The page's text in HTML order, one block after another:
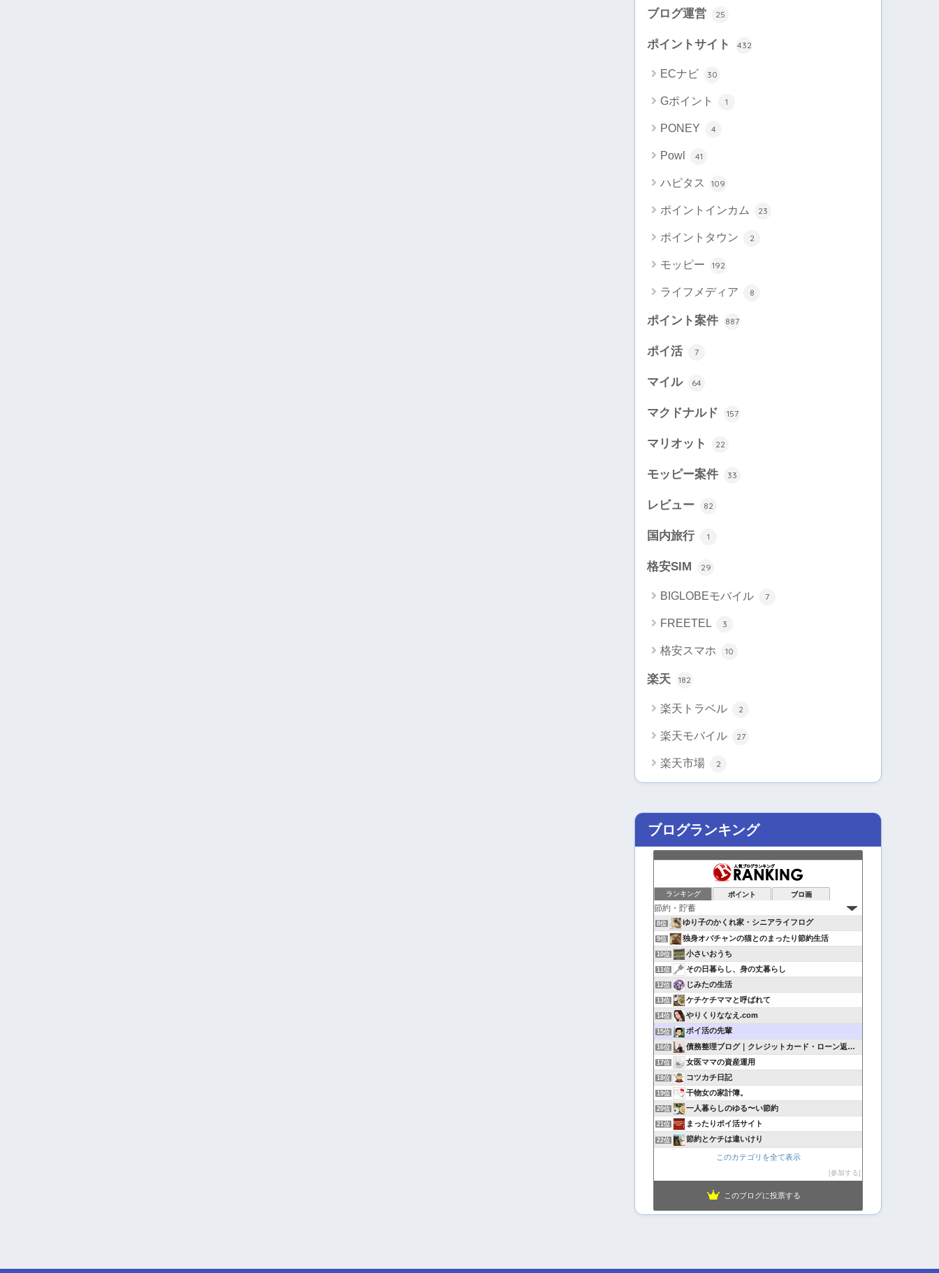
ブログ運営 25
ポイントサイト 432
ECナビ 30
Gポイント 1
PONEY 4
Powl 41
ハピタス 109
ポイントインカム 23
ポイントタウン 2
モッピー 192
ライフメディア 8
ポイント案件 887
ポイ活 7
マイル 64
マクドナルド 157
マリオット 22
モッピー案件 33
レビュー 82
国内旅行 1
格安SIM 29
BIGLOBEモバイル 7
FREETEL 3
格安スマホ 10
楽天 182
楽天トラベル 2
楽天モバイル 27
楽天市場 2
ブログランキング
ランキング ポイント ブロ画
8位 ゆり子のかくれ家・シニアライフログ
9位 独身オバチャンの猫とのまったり節約生活
10位 小さいおうち
11位 その日暮らし、身の丈暮らし
12位 じみたの生活
13位 ケチケチママと呼ばれて
14位 やりくりななえ.com
15位 ポイ活の先輩
16位 債務整理ブログ｜クレジットカード・ローン返済で悩んでいる方へ
17位 女医ママの資産運用
18位 コツカチ日記
19位 干物女の家計簿。
20位 一人暮らしのゆる〜い節約
21位 まったりポイ活サイト
22位 節約とケチは違いけり
このカテゴリを全て表示
参加する
このブログに投票する